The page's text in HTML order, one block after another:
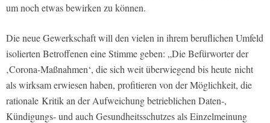
um noch etwas bewirken zu können.
Die neue Gewerkschaft will den vielen in ihrem beruflichen Umfeld
isolierten Betroffenen eine Stimme geben: „Die Befürworter der
‚Corona-Maßnahmen‘, die sich weit überwiegend bis heute nicht
als wirksam erwiesen haben, profitieren von der Möglichkeit, die
rationale Kritik an der Aufweichung betrieblichen Daten-,
Kündigungs- und auch Gesundheitsschutzes als Einzelmeinung